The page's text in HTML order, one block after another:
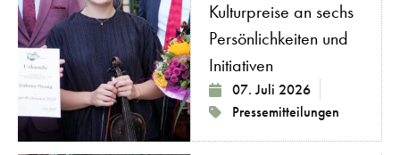
Kulturpreise an sechs
Persönlichkeiten und
Initiativen
07. Juli 2026
Pressemitteilungen